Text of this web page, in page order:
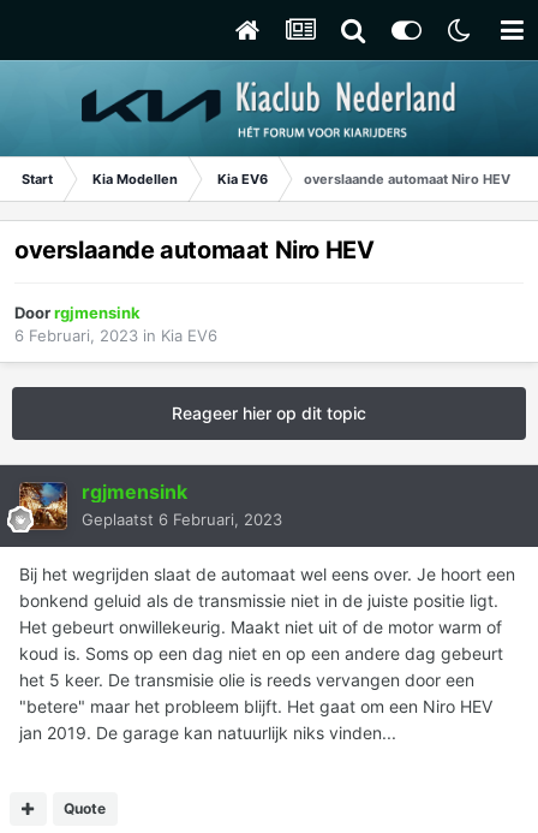
Start Kia Modellen Kia EV6 overslaande automaat Niro HEV
overslaande automaat Niro HEV
Doorrgjmensink
6 Februari, 2023 in Kia EV6
Reageer hier op dit topic
rgjmensink
Geplaatst 6 Februari, 2023
Bij het wegrijden slaat de automaat wel eens over. Je hoort een
bonkend geluid als de transmissie niet in de juiste positie ligt.
Het gebeurt onwillekeurig. Maakt niet uit of de motor warm of
koud is. Soms op een dag niet en op een andere dag gebeurt
het 5 keer. De transmisie olie is reeds vervangen door een
"betere" maar het probleem blijft. Het gaat om een Niro HEV
jan 2019. De garage kan natuurlijk niks vinden...
Quote